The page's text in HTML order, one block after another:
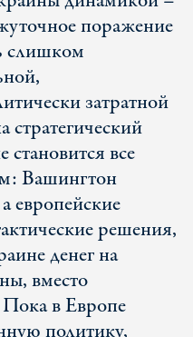
поражение
слишком
затратной
все
Вашингтон
европейские
решения,
денег на
вместо
Пока в Европе